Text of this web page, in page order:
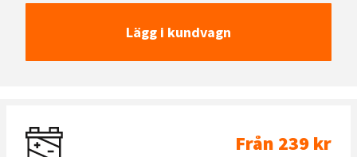
Lägg i kundvagn
Från 239 kr